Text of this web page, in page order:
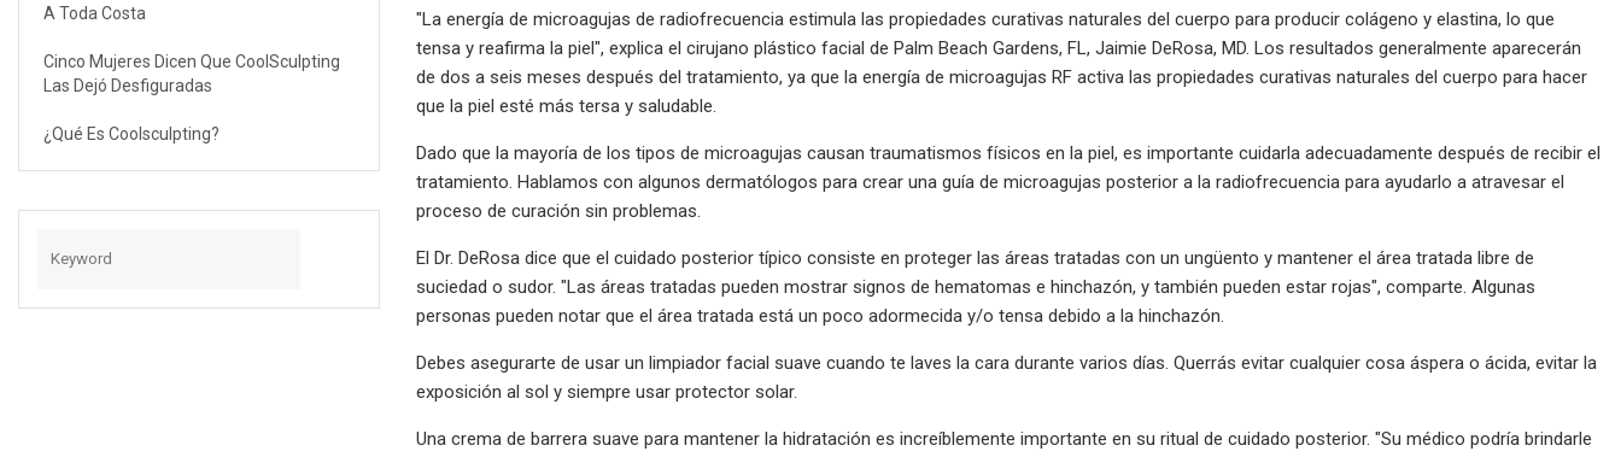
A Toda Costa
Cinco Mujeres Dicen Que CoolSculpting
Las Dejó Desfiguradas
¿Qué Es Coolsculpting?
"La energía de microagujas de radiofrecuencia estimula las propiedades curativas naturales del cuerpo para producir colágeno y elastina, lo que
tensa y reafirma la piel", explica el cirujano plástico facial de Palm Beach Gardens, FL, Jaimie DeRosa, MD. Los resultados generalmente aparecerán
de dos a seis meses después del tratamiento, ya que la energía de microagujas RF activa las propiedades curativas naturales del cuerpo para hacer
que la piel esté más tersa y saludable.
Dado que la mayoría de los tipos de microagujas causan traumatismos físicos en la piel, es importante cuidarla adecuadamente después de recibir el
tratamiento. Hablamos con algunos dermatólogos para crear una guía de microagujas posterior a la radiofrecuencia para ayudarlo a atravesar el
proceso de curación sin problemas.
El Dr. DeRosa dice que el cuidado posterior típico consiste en proteger las áreas tratadas con un ungüento y mantener el área tratada libre de
suciedad o sudor. "Las áreas tratadas pueden mostrar signos de hematomas e hinchazón, y también pueden estar rojas", comparte. Algunas
personas pueden notar que el área tratada está un poco adormecida y/o tensa debido a la hinchazón.
Debes asegurarte de usar un limpiador facial suave cuando te laves la cara durante varios días. Querrás evitar cualquier cosa áspera o ácida, evitar la
exposición al sol y siempre usar protector solar.
Una crema de barrera suave para mantener la hidratación es increíblemente importante en su ritual de cuidado posterior. "Su médico podría brindarle